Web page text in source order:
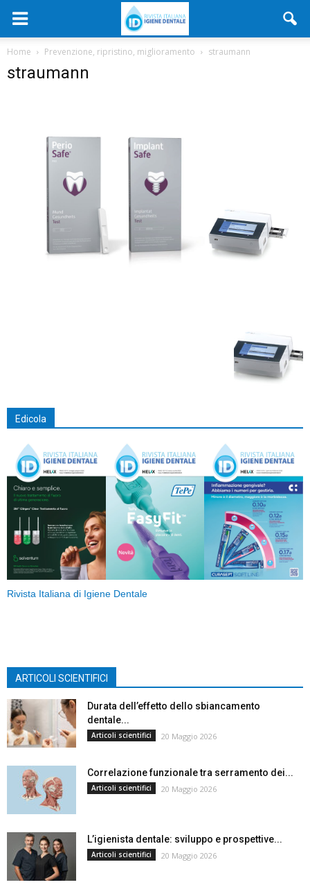
Home Prevenzione, ripristino, miglioramento straumann
straumann
Edicola
Rivista Italiana di Igiene Dentale
ARTICOLI SCIENTIFICI
Durata dell’effetto dello sbiancamento
dentale...
Articoli scientifici 20 Maggio 2026
Correlazione funzionale tra serramento dei...
Articoli scientifici 20 Maggio 2026
L’igienista dentale: sviluppo e prospettive...
Articoli scientifici 20 Maggio 2026